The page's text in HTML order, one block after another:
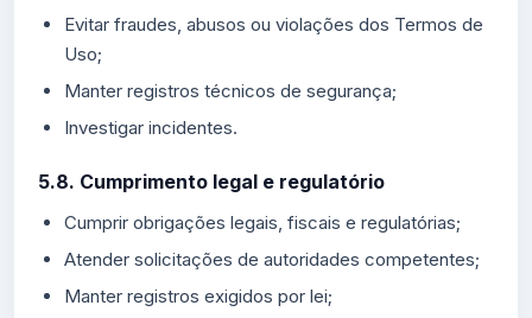
Evitar fraudes, abusos ou violações dos Termos de
Uso;
Manter registros técnicos de segurança;
Investigar incidentes.
5.8. Cumprimento legal e regulatório
Cumprir obrigações legais, fiscais e regulatórias;
Atender solicitações de autoridades competentes;
Manter registros exigidos por lei;